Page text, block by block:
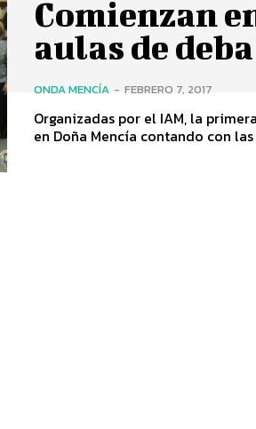
Comienzan
aulas de
ONDA MENCÍA - FEBRERO 7, 2017
Organizadas por el IAM, la
en Doña Mencía contando con